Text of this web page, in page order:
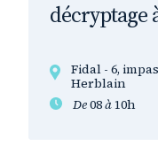
décryptage
Fidal - 6,
Herblain
De08à10h